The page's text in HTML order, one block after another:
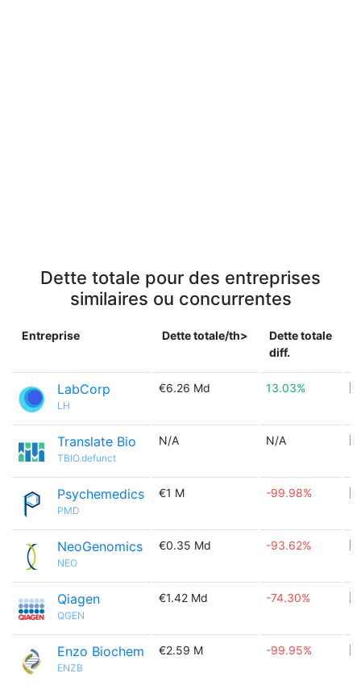
Dette totale pour des entreprises
similaires ou concurrentes
Entreprise Dette totale/th>
Dette totale
diff.
LabCorp
LH
€6.26 Md 13.03%
Translate Bio
TBIO.defunct
N/A N/A
Psychemedics
PMD
€1 M -99.98%
NeoGenomics
NEO
€0.35 Md -93.62%
Qiagen
QGEN
€1.42 Md -74.30%
Enzo Biochem
ENZB
€2.59 M -99.95%